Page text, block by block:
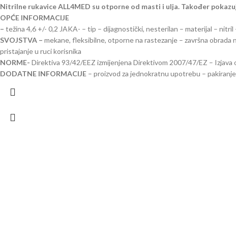
Nitrilne rukavice ALL4MED su otporne od masti i ulja. Također
OPĆE INFORMACIJE
– težina 4,6 +/- 0,2 JAKA- – tip – dijagnostički, nesterilan – materijal –
SVOJSTVA – mekane, fleksibilne, otporne na rastezanje – završna
pristajanje u ruci korisnika
NORME- Direktiva 93/42/EEZ izmijenjena Direktivom 2007/47/EZ –
DODATNE INFORMACIJE – proizvod za jednokratnu upotrebu –